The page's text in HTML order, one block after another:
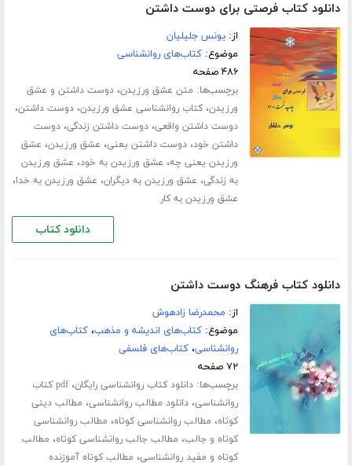
دانلود کتاب فرصتی برای دوست داشتن
از:یونس جلیلیان
موضوع:کتاب‌های روانشناسی
۴۸۶ صفحه
برچسب‌ها: متن عشق ورزیدن،دوست داشتن و عشق
ورزیدن،کتاب روانشناسی عشق ورزیدن،دوست داشتن،
دوست داشتن واقعی،دوست داشتن زندگی،دوست
داشتن خود،دوست داشتن یعنی، عشق ورزیدن، عشق
ورزیدن یعنی چه، عشق ورزیدن به خود، عشق ورزیدن
به زندگی، عشق ورزیدن به دیگران، عشق ورزیدن به خدا،
عشق ورزیدن به کار
دانلود کتاب
دانلود کتاب فرهنگ دوست داشتن
از: محمدرضا زادهوش
موضوع:کتاب‌های اندیشه و مذهب،کتاب‌های
روانشناسی،کتاب‌های فلسفی
۷۲ صفحه
برچسب‌ها:دانلود کتاب روانشناسی رایگان،
pdf کتاب
روانشناسی،دانلود مطالب روانشناسی، مطالب دینی
کوتاه، مطالب روانشناسی کوتاه، مطالب روانشناسی
کوتاه و جالب، مطالب جالب روانشناسی کوتاه، مطالب
کوتاه و مفید روانشناسی، مطالب کوتاه آموزنده